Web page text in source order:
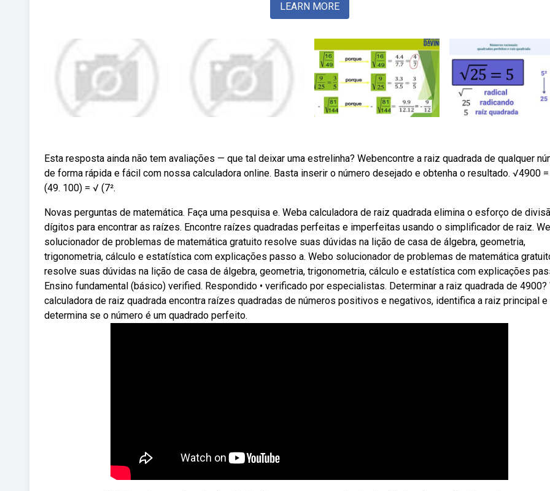
LEARN MORE
Esta resposta ainda não tem avaliações — que tal deixar uma estrelinha? Webencontre a raiz quadrada de qualquer
de forma rápida e fácil com nossa calculadora online. Basta inserir o número desejado e obtenha o resultado. √4900
(49. 100) = √ (7².
Novas perguntas de matemática. Faça uma pesquisa e. Weba calculadora de raiz quadrada elimina o esforço de
dígitos para encontrar as raízes. Encontre raízes quadradas perfeitas e imperfeitas usando o simplificador de raiz.
solucionador de problemas de matemática gratuito resolve suas dúvidas na lição de casa de álgebra, geometria,
trigonometria, cálculo e estatística com explicações passo a. Webo solucionador de problemas de matemática
resolve suas dúvidas na lição de casa de álgebra, geometria, trigonometria, cálculo e estatística com explicações
Ensino fundamental (básico) verified. Respondido • verificado por especialistas. Determinar a raiz quadrada de 4900?
calculadora de raiz quadrada encontra raízes quadradas de números positivos e negativos, identifica a raiz principal e
determina se o número é um quadrado perfeito.